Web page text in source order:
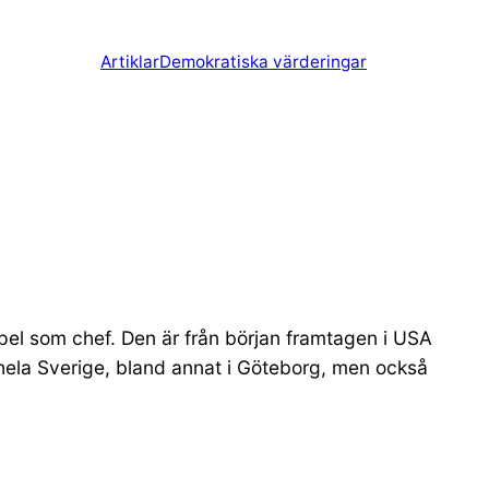
ArtiklarDemokratiska värderingar
som chef. Den är från början framtagen i USA
Sverige, bland annat i Göteborg, men också